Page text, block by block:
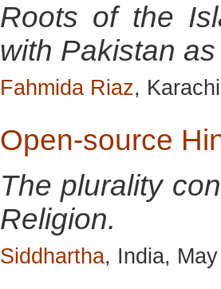
Roots of the
with Pakistan
Fahmida Riaz,
Open-source
The plurality
Religion.
Siddhartha, India,